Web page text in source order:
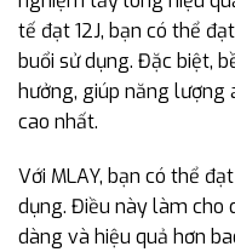
tế đạt 12J, bạn có thể
buổi sử dụng. Đặc biệt,
hưởng, giúp năng lượng
cao nhất.
Với MLAY, bạn có thể
dụng. Điều này làm cho
dàng và hiệu quả hơn